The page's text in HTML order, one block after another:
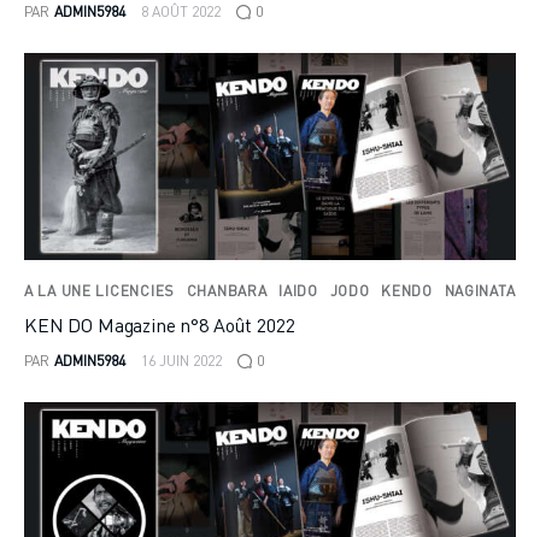
PAR ADMIN5984 8 AOÛT 2022 0
A LA UNE LICENCIES CHANBARA IAIDO JODO KENDO NAGINATA
KEN DO Magazine n°8 Août 2022
PAR ADMIN5984 16 JUIN 2022 0